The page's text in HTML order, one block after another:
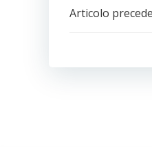
Articolo